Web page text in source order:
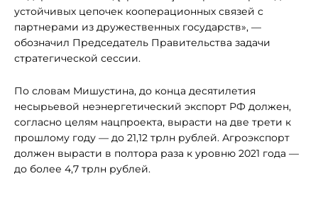
устойчивых цепочек кооперационных связей с
партнерами из дружественных государств», —
обозначил Председатель Правительства задачи
стратегической сессии.
По словам Мишустина, до конца десятилетия
несырьевой неэнергетический экспорт РФ должен,
согласно целям нацпроекта, вырасти на две трети к
прошлому году — до 21,12 трлн рублей. Агроэкспорт
должен вырасти в полтора раза к уровню 2021 года —
до более 4,7 трлн рублей.